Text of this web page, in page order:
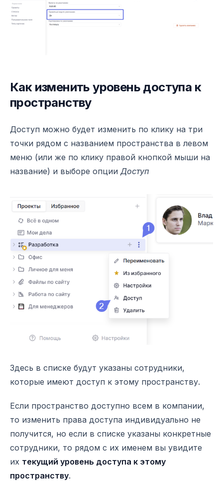
Как изменить уровень доступа к
пространству
Доступ можно будет изменить по клику на три
точки рядом с названием пространства в левом
меню (или же по клику правой кнопкой мыши на
название) и выборе опции Доступ
Здесь в списке будут указаны сотрудники,
которые имеют доступ к этому пространству.
Если пространство доступно всем в компании,
то изменить права доступа индивидуально не
получится, но если в списке указаны конкретные
сотрудники, то рядом с их именем вы увидите
их текущий уровень доступа к этому
пространству.